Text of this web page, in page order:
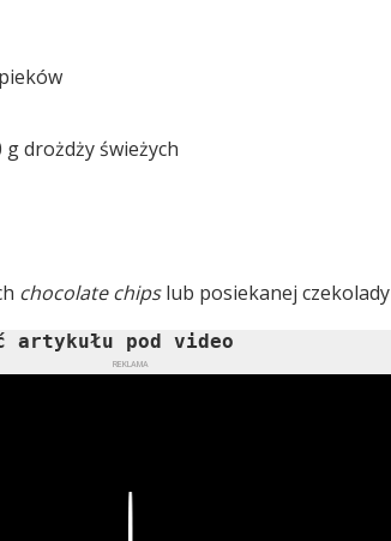
drożdży świeżych
chocolate chipslub posiekanej czekolady
artykułu pod video
REKLAMA